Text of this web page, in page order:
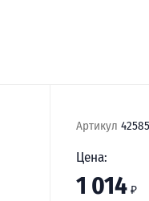
Артикул
Цена:
1 014 ₽